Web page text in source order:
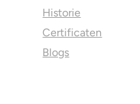
Historie
Certificaten
Blogs